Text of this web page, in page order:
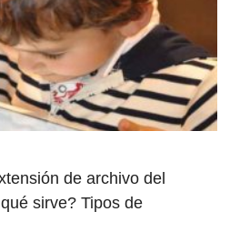
de archivo del
sirve? Tipos de